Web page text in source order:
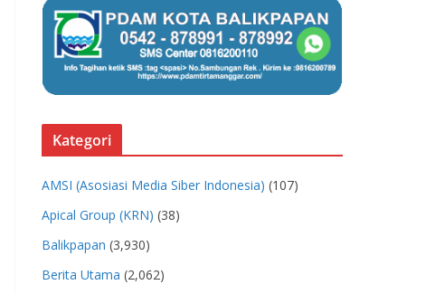
Kategori
AMSI (Asosiasi Media Siber Indonesia) (107)
Apical Group (KRN) (38)
Balikpapan (3,930)
Berita Utama (2,062)